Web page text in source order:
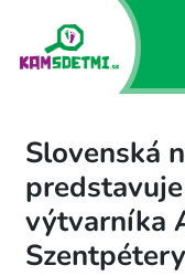
Slovenská
výtvarníka